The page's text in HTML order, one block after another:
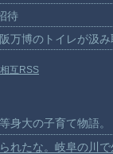
待
万博のトイレが汲
互RSS
身大の子育て物語。
られたな。岐阜の川